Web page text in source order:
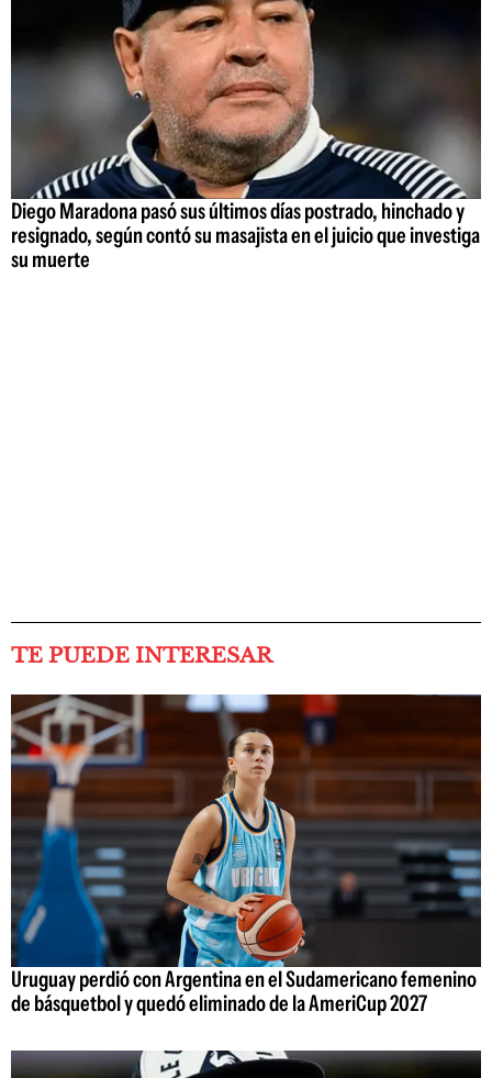
Diego Maradona pasó sus últimos días postrado, hinchado y
resignado, según contó su masajista en el juicio que investiga
su muerte
TE PUEDE INTERESAR
Uruguay perdió con Argentina en el Sudamericano femenino
de básquetbol y quedó eliminado de la AmeriCup 2027